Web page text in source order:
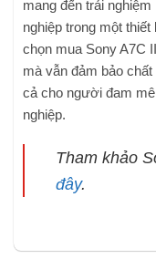
mang đến trải
nghiệp trong một
chọn mua Sony A7C
mà vẫn đảm bảo
cả cho người đam
nghiệp.
Tham khảo
đây.